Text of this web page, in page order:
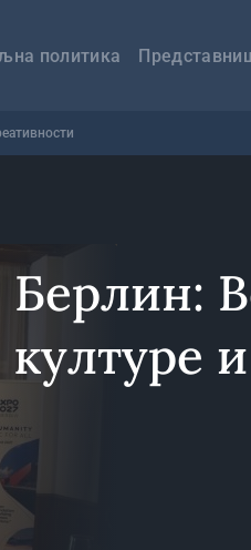
политика
Берлин:
културе